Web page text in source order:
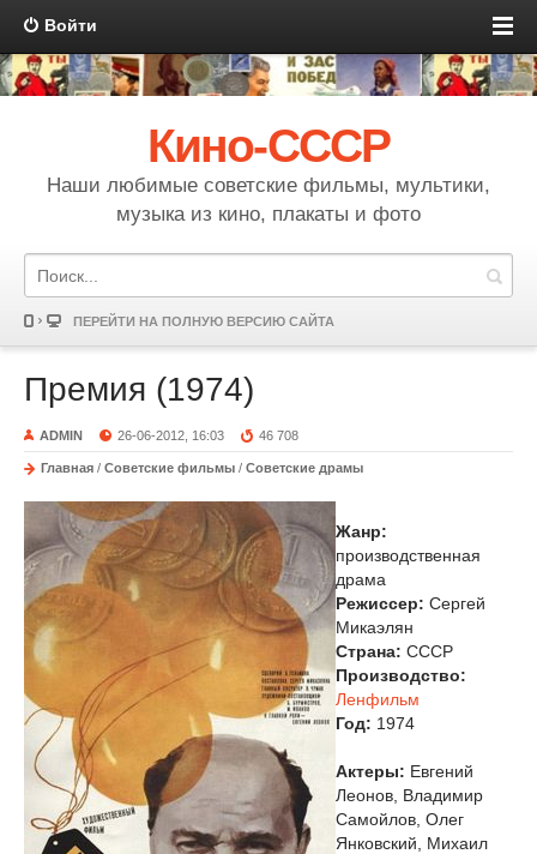
Войти
Кино-СССР
Наши любимые советские фильмы, мультики,
музыка из кино, плакаты и фото
ПЕРЕЙТИ НА ПОЛНУЮ ВЕРСИЮ САЙТА
Премия (1974)
ADMIN 26-06-2012, 16:03 46 708
Главная / Советские фильмы / Советские драмы
Жанр:
производственная
драма
Режиссер: Сергей
Микаэлян
Страна: СССР
Производство:
Ленфильм
Год: 1974
Актеры: Евгений
Леонов, Владимир
Самойлов, Олег
Янковский, Михаил